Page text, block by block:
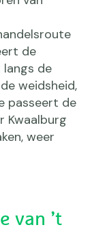
de
de
weidsheid,
passeert de
Kwaalburg
weer
van ’t